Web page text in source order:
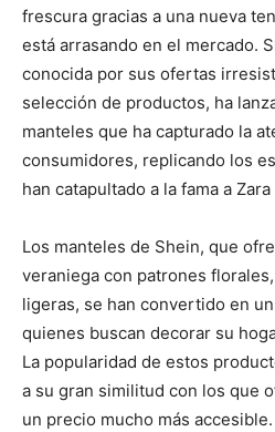
frescura gracias a una nueva
está arrasando en el mercado.
conocida por sus ofertas
selección de productos, ha
manteles que ha capturado la
consumidores, replicando los
han catapultado a la fama a Zara
Los manteles de Shein, que
veraniega con patrones
ligeras, se han convertido en
quienes buscan decorar su
La popularidad de estos
a su gran similitud con los que
un precio mucho más